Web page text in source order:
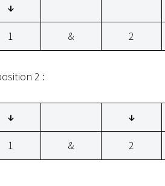
↓
1 & 2
2 :
↓ ↓
1 & 2